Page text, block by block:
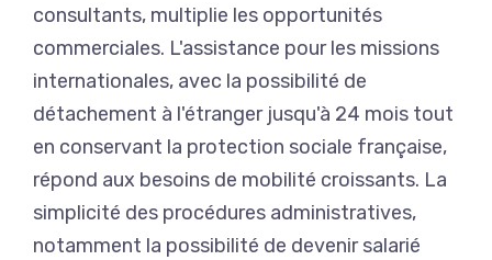
consultants, multiplie les opportunités
commerciales. L'assistance pour les missions
internationales, avec la possibilité de
détachement à l'étranger jusqu'à 24 mois tout
en conservant la protection sociale française,
répond aux besoins de mobilité croissants. La
simplicité des procédures administratives,
notamment la possibilité de devenir salarié